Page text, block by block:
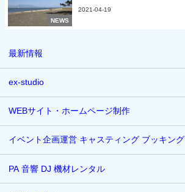
NEWS
2021-04-19
最新情報
ex-studio
WEBサイト・ホームページ制作
イベント企画運営 キャスティング ブッキング
PA 音響 DJ 機材レンタル